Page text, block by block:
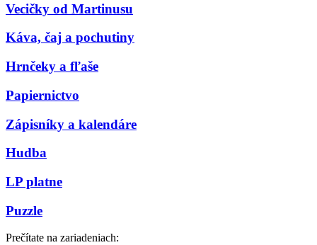
Vecičky od Martinusu
Káva, čaj a pochutiny
Hrnčeky a fľaše
Papiernictvo
Zápisníky a kalendáre
Hudba
LP platne
Puzzle
Prečítate na zariadeniach: